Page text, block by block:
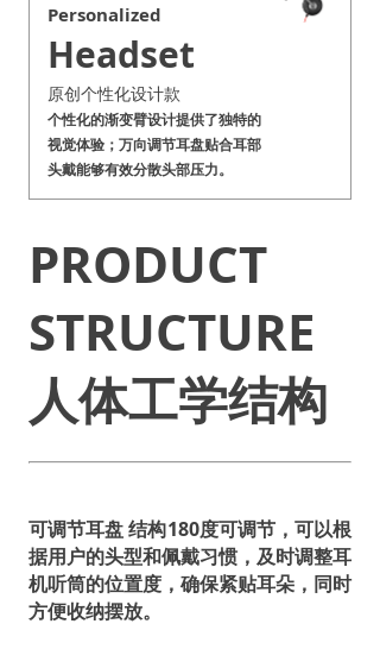
Personalized
Headset
原创个性化设计款
个性化的渐变臂设计提供了独特的
视觉体验；万向调节耳盘贴合耳部
头戴能够有效分散头部压力。
PRODUCT
STRUCTURE
人体工学结构
可调节耳盘 结构180度可调节，可以根
据用户的头型和佩戴习惯，及时调整耳
机听筒的位置度，确保紧贴耳朵，同时
方便收纳摆放。